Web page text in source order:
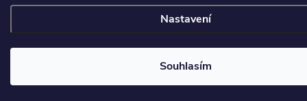
Nastavení
Souhlasím